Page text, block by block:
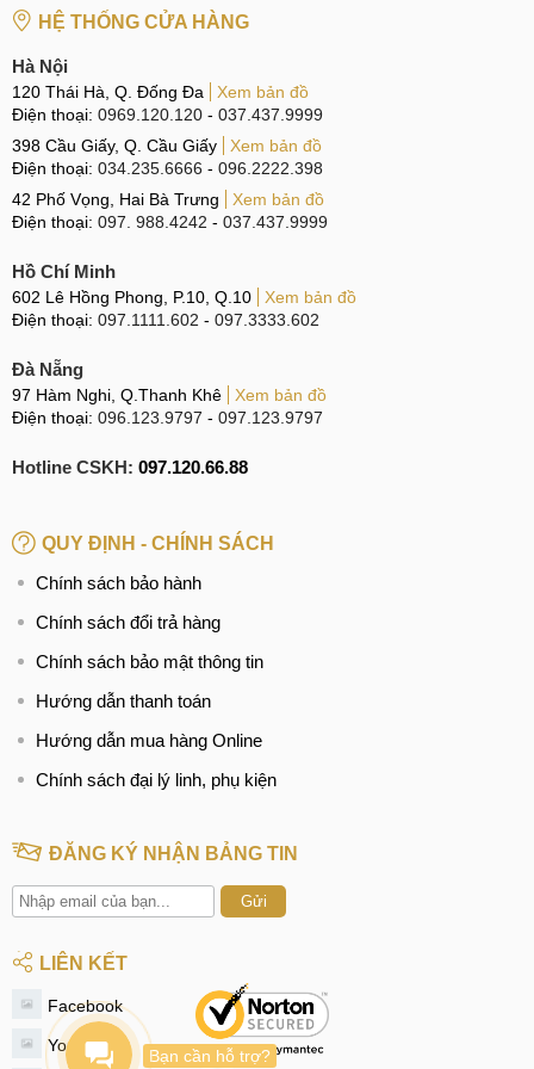
Hệ thống sửa chữa điện thoại di động
Tại Hà Nội
CN 1:120 Thái Hà, Q. Đống Đa
Hotline:037.437.9999
CN 2:398 Cầu Giấy, Q. Cầu Giấy
CN 3:42 Phố Vọng, Hai Bà Trưng
Hotline:0338.424242
Tại TP Hồ Chí Minh
CN 4:123 Trần Quang Khải, Quận 1
Hotline:0969.520.520
Hotline:097.3333.602
Tại Đà Nẵng
Thay màn hình Oneplus Nord
Thay pin Oneplus Nord
Thay camera Oneplus Nord
Thay vỏ Oneplus Nord
Thay chân sạc Oneplus Nord
Thay loa Oneplus Nord
HỆ THỐNG CỬA HÀNG
Hà Nội
120 Thái Hà, Q. Đống Đa
Xem bản đồ
Điện thoại: 0969.120.120 - 037.437.9999
398 Cầu Giấy, Q. Cầu Giấy
Xem bản đồ
Điện thoại: 034.235.6666 - 096.2222.398
42 Phố Vọng, Hai Bà Trưng
Xem bản đồ
Điện thoại: 097. 988.4242 - 037.437.9999
Hồ Chí Minh
602 Lê Hồng Phong, P.10, Q.10
Xem bản đồ
Điện thoại: 097.1111.602 - 097.3333.602
Đà Nẵng
97 Hàm Nghi, Q.Thanh Khê
Xem bản đồ
Điện thoại: 096.123.9797 - 097.123.9797
Hotline CSKH: 097.120.66.88
QUY ĐỊNH - CHÍNH SÁCH
Chính sách bảo hành
Chính sách đổi trả hàng
Chính sách bảo mật thông tin
Hướng dẫn thanh toán
Hướng dẫn mua hàng Online
Chính sách đại lý linh, phụ kiện
ĐĂNG KÝ NHẬN BẢNG TIN
Gửi
LIÊN KẾT
Facebook
Youtube
Bạn cần hỗ trợ?